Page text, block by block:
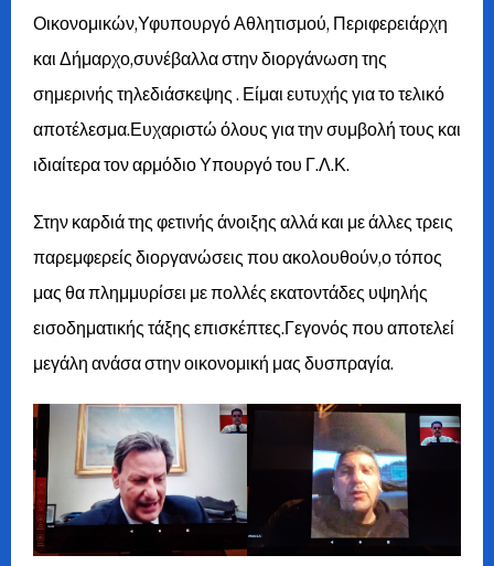
Οικονομικών,Υφυπουργό Αθλητισμού, Περιφερειάρχη
και Δήμαρχο,συνέβαλλα στην διοργάνωση της
σημερινής τηλεδιάσκεψης . Είμαι ευτυχής για το τελικό
αποτέλεσμα.Ευχαριστώ όλους για την συμβολή τους και
ιδιαίτερα τον αρμόδιο Υπουργό του Γ.Λ.Κ.
Στην καρδιά της φετινής άνοιξης αλλά και με άλλες τρεις
παρεμφερείς διοργανώσεις που ακολουθούν,ο τόπος
μας θα πλημμυρίσει με πολλές εκατοντάδες υψηλής
εισοδηματικής τάξης επισκέπτες.Γεγονός που αποτελεί
μεγάλη ανάσα στην οικονομική μας δυσπραγία.